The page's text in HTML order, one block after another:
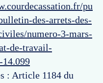
pu
des-arrets-des-
numero-3-mars-
de-travail-
14.099
: Article 1184 du